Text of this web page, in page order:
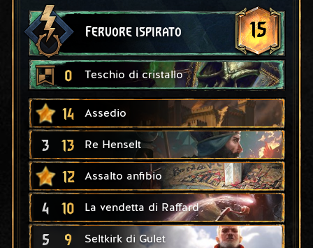
Fervore ispirato 15
0 Teschio di cristallo
14 Assedio
3 13 Re Henselt
12 Assalto anfibio
4 10 La vendetta di Raffard
5 9 Seltkirk di Gulet